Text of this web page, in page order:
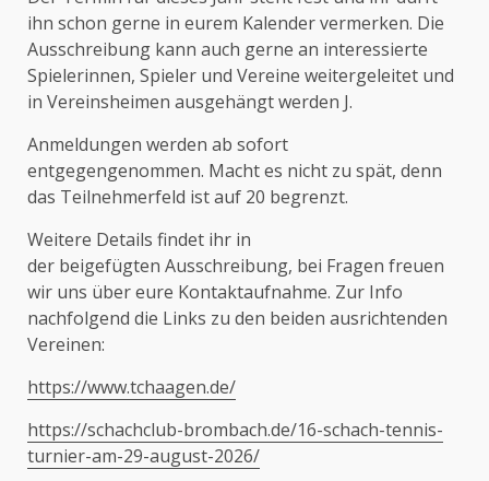
ihn schon gerne in eurem Kalender vermerken. Die
Ausschreibung kann auch gerne an interessierte
Spielerinnen, Spieler und Vereine weitergeleitet und
in Vereinsheimen ausgehängt werden J.
Anmeldungen werden ab sofort
entgegengenommen. Macht es nicht zu spät, denn
das Teilnehmerfeld ist auf 20 begrenzt.
Weitere Details findet ihr in
der beigefügten Ausschreibung, bei Fragen freuen
wir uns über eure Kontaktaufnahme. Zur Info
nachfolgend die Links zu den beiden ausrichtenden
Vereinen:
https://www.tchaagen.de/
https://schachclub-brombach.de/16-schach-tennis-
turnier-am-29-august-2026/